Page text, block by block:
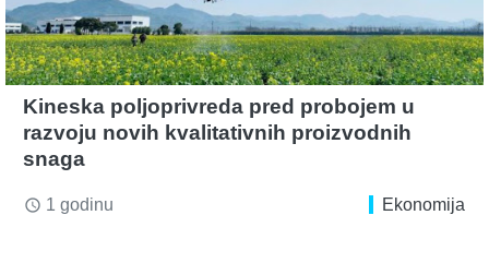
Kineska poljoprivreda pred probojem u
razvoju novih kvalitativnih proizvodnih
snaga
access_time 1 godinu Ekonomija